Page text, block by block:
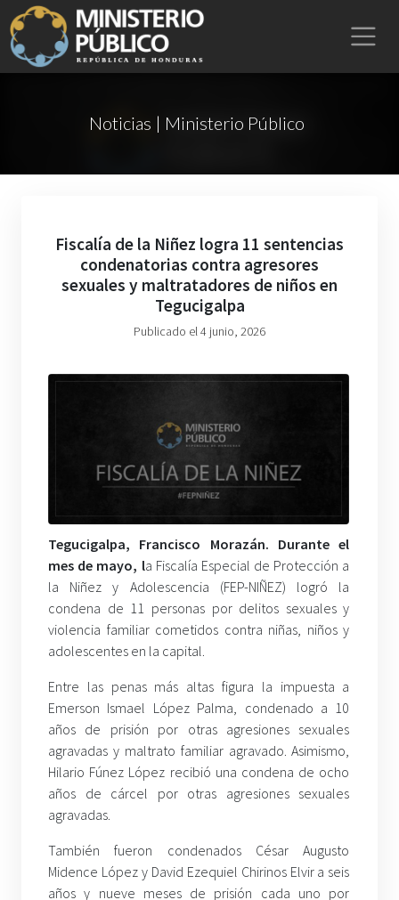
Noticias | Ministerio Público
Fiscalía de la Niñez logra 11 sentencias
condenatorias contra agresores
sexuales y maltratadores de niños en
Tegucigalpa
Publicado el 4 junio, 2026
Tegucigalpa, Francisco Morazán. Durante el
mes de mayo, la Fiscalía Especial de Protección a
la Niñez y Adolescencia (FEP-NIÑEZ) logró la
condena de 11 personas por delitos sexuales y
violencia familiar cometidos contra niñas, niños y
adolescentes en la capital.
Entre las penas más altas figura la impuesta a
Emerson Ismael López Palma, condenado a 10
años de prisión por otras agresiones sexuales
agravadas y maltrato familiar agravado. Asimismo,
Hilario Fúnez López recibió una condena de ocho
años de cárcel por otras agresiones sexuales
agravadas.
También fueron condenados César Augusto
Midence López y David Ezequiel Chirinos Elvir a seis
años y nueve meses de prisión cada uno por